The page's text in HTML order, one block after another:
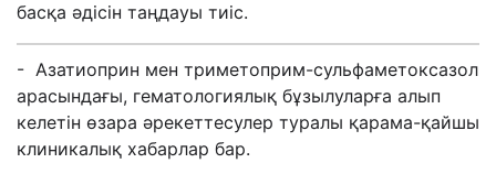
басқа әдісін таңдауы тиіс.
- Азатиоприн мен триметоприм-сульфаметоксазол
арасындағы, гематологиялық бұзылуларға алып
келетін өзара әрекеттесулер туралы қарама-қайшы
клиникалық хабарлар бар.